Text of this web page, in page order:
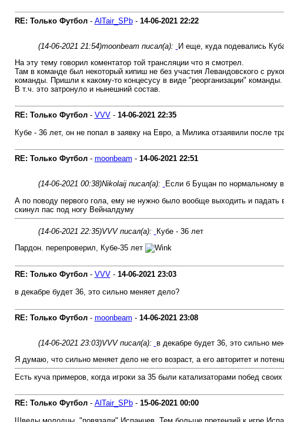
RE: Только Футбол- AlTair_SPb- 14-06-2021 22:22
(14-06-2021 21:54)moonbeam писал(а):
И еще, куда подевались
На эту тему говорил коментатор той трансляции что я смотрел.
Там в команде был некоторый кипиш не без участия Левандовского с
команды. Пришли к какому-то концесусу в виде "реорганизации" команды.
В т.ч. это затронуло и нынешний состав.
RE: Только Футбол- VVV- 14-06-2021 22:35
Кубе - 36 лет, он не попал в заявку на Евро, а Милика отзаявили после
RE: Только Футбол- moonbeam - 14-06-2021 22:51
(14-06-2021 00:38)Nikolaij писал(а):
Если б Бущан по нормальному
А по поводу первого гола, ему не нужно было вообще выходить и падать
скинул пас под ногу Вейналдуму
(14-06-2021 22:35)VVV писал(а):
Кубе - 36 лет
Пардон. перепроверил, Кубе-35 лет
RE: Только Футбол- VVV- 14-06-2021 23:03
в декабре будет 36, это сильно меняет дело?
RE: Только Футбол- moonbeam - 14-06-2021 23:08
(14-06-2021 23:03)VVV писал(а): в декабре будет 36, это сильно
Я думаю, что сильно меняет дело не его возраст, а его авторитет и
Есть куча примеров, когда игроки за 35 были катализаторами побед
RE: Только Футбол- AlTair_SPb- 15-06-2021 00:00